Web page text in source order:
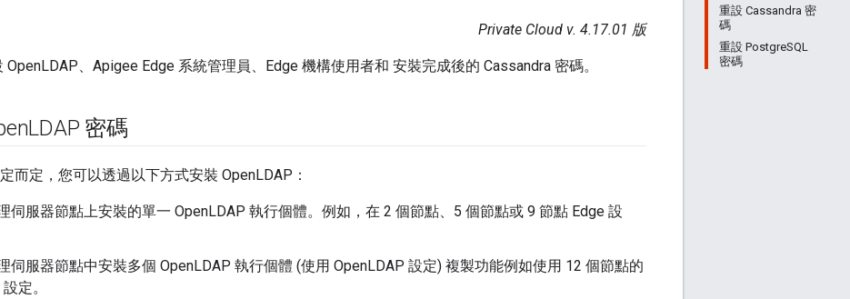
重設 Cassandra 密
碼
重設 PostgreSQL
密碼
Private Cloud v. 4.17.01 版
OpenLDAP、Apigee Edge 系統管理員、Edge 機構使用者和 安裝完成後的 Cassandra 密碼。
LDAP 密碼
而定，您可以透過以下方式安裝 OpenLDAP：
伺服器節點上安裝的單一 OpenLDAP 執行個體。例如，在 2 個節點、5 個節點或 9 節點 Edge 設
伺服器節點中安裝多個 OpenLDAP 執行個體 (使用 OpenLDAP 設定) 複製功能例如使用 12 個節點的
定。